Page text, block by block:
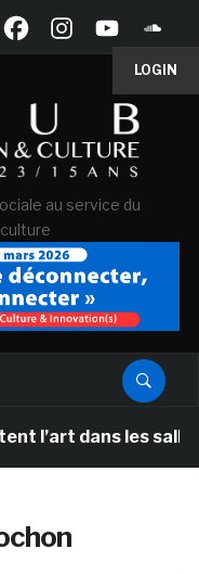
LOGIN
au service du
dans les salles de